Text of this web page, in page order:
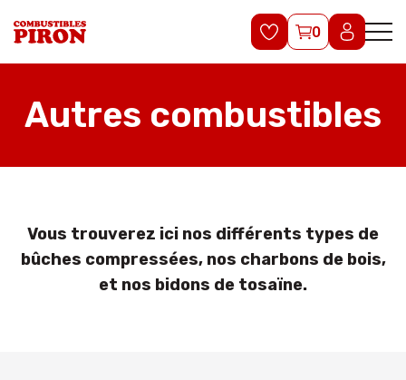
0
Autres combustibles
Vous trouverez ici nos différents types de
bûches compressées, nos charbons de bois,
et nos bidons de tosaïne.